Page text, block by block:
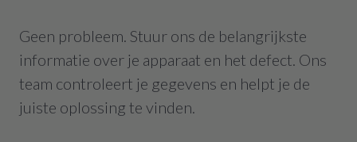
Geen probleem. Stuur ons de belangrijkste
informatie over je apparaat en het defect. Ons
team controleert je gegevens en helpt je de
juiste oplossing te vinden.